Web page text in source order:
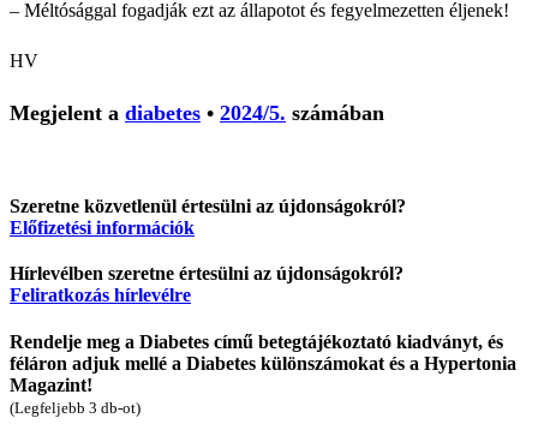
– Méltósággal fogadják ezt az állapotot és fegyelmezetten éljenek!
HV
Megjelent a diabetes • 2024/5. számában
Szeretne közvetlenül értesülni az újdonságokról?
Előfizetési információk
Hírlevélben szeretne értesülni az újdonságokról?
Feliratkozás hírlevélre
Rendelje meg a Diabetes című betegtájékoztató kiadványt, és
féláron adjuk mellé a Diabetes különszámokat és a Hypertonia
Magazint!
(Legfeljebb 3 db-ot)